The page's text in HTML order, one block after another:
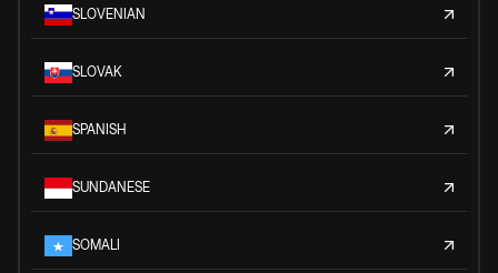
SLOVENIAN
SLOVAK
SPANISH
SUNDANESE
SOMALI